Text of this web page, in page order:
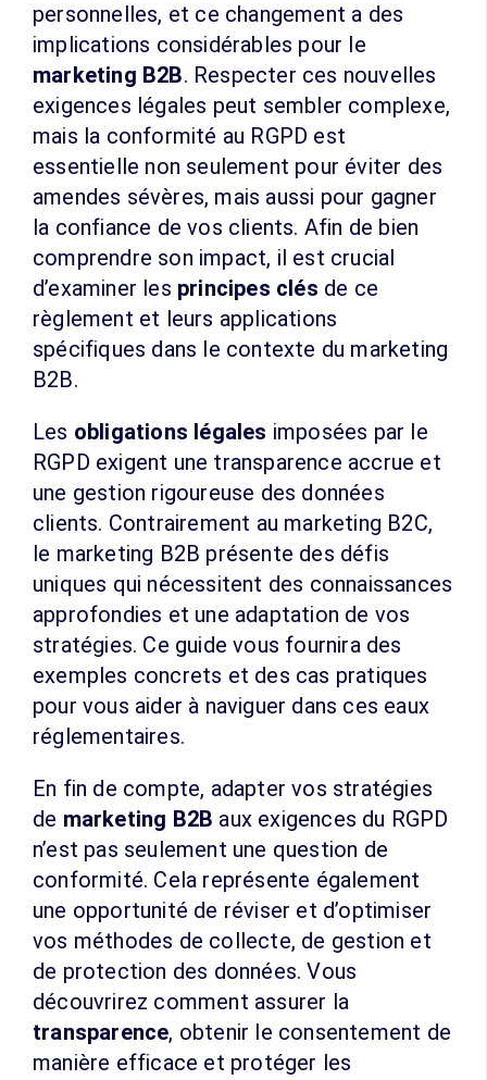
personnelles, et ce changement a des
implications considérables pour le
marketing B2B. Respecter ces nouvelles
exigences légales peut sembler complexe,
mais la conformité au RGPD est
essentielle non seulement pour éviter des
amendes sévères, mais aussi pour gagner
la confiance de vos clients. Afin de bien
comprendre son impact, il est crucial
d’examiner les principes clés de ce
règlement et leurs applications
spécifiques dans le contexte du marketing
B2B.
Les obligations légales imposées par le
RGPD exigent une transparence accrue et
une gestion rigoureuse des données
clients. Contrairement au marketing B2C,
le marketing B2B présente des défis
uniques qui nécessitent des connaissances
approfondies et une adaptation de vos
stratégies. Ce guide vous fournira des
exemples concrets et des cas pratiques
pour vous aider à naviguer dans ces eaux
réglementaires.
En fin de compte, adapter vos stratégies
de marketing B2B aux exigences du RGPD
n’est pas seulement une question de
conformité. Cela représente également
une opportunité de réviser et d’optimiser
vos méthodes de collecte, de gestion et
de protection des données. Vous
découvrirez comment assurer la
transparence, obtenir le consentement de
manière efficace et protéger les